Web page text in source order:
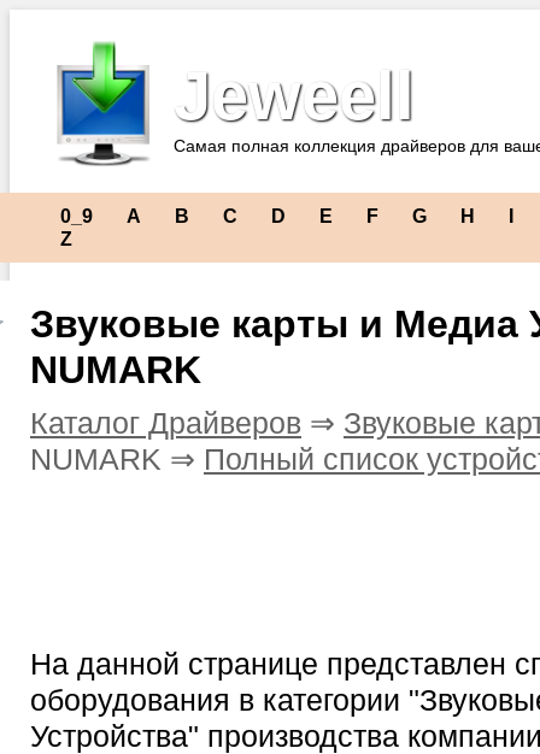
Jeweell
Самая полная коллекция драйверов для
0_9 A B C D E F G H
Z
Звуковые карты и Медиа
NUMARK
Каталог Драйверов ⇒ Звуковые
NUMARK ⇒ Полный список
На данной странице представлен
оборудования в категории
Устройства" производства